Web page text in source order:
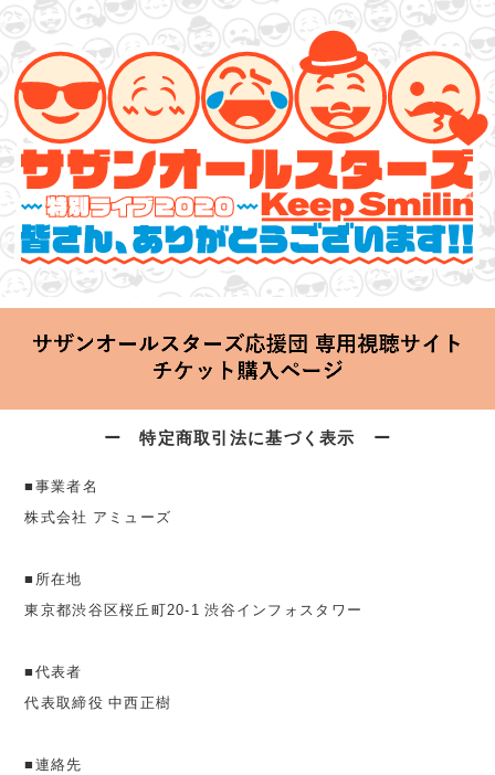
サザンオールスターズ 特別ライブ 2020
2020.06.25 Thu 20:00 Start at 横浜アリーナ
ー 特定商取引法に基づく表示 ー
■事業者名
株式会社 アミューズ
■所在地
東京都渋谷区桜丘町20-1 渋谷インフォスタワー
■代表者
代表取締役 中西正樹
■連絡先